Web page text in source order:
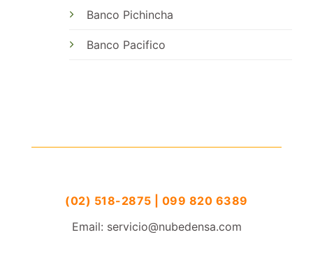
Banco Pichincha
Banco Pacifico
(02) 518-2875 | 099 820 6389
Email: servicio@nubedensa.com